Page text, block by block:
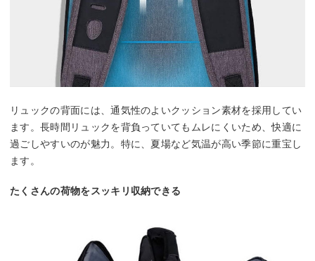
リュックの背面には、通気性のよいクッション素材を採用してい
ます。長時間リュックを背負っていてもムレにくいため、快適に
過ごしやすいのが魅力。特に、夏場など気温が高い季節に重宝し
ます。
たくさんの荷物をスッキリ収納できる